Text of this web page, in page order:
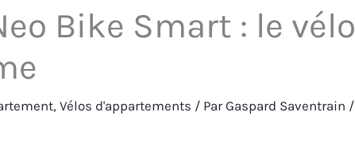
Bike Smart : le vélo
,Vélos d'appartements / ParGaspard Saventrain /